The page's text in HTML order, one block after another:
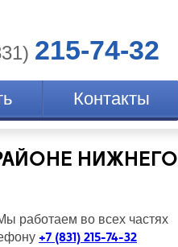
215-74-32
Контакты
НИЖНЕГО
работаем во всех частях
+7 (831) 215-74-32